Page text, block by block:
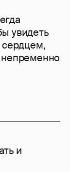
увидеть
сердцем,
непременно
и